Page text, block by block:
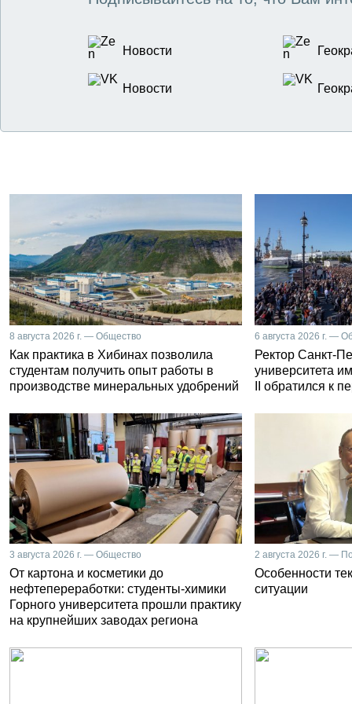
Новости
Новости
8 августа 2026 г. — Общество
Как практика в Хибинах позволила
студентам получить опыт работы в
производстве минеральных удобрений
6 августа 2026 г. —
Ректор Санкт-
университета
II обратился к
3 августа 2026 г. — Общество
От картона и косметики до
нефтепереработки: студенты-химики
Горного университета прошли практику
на крупнейших заводах региона
2 августа 2026 г. —
Особенности
ситуации